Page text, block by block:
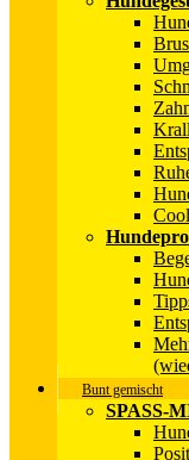
Bunt gemischt
SPASS-